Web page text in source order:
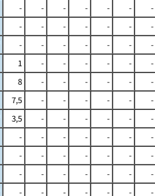
- - - - - - -
- - - - - - -
- - - - - - -
1 - - - - - -
8 - - - - - -
7,5 - - - - - -
3,5 - - - - - -
- - - - - - -
- - - - - - -
- - - - - - -
- - - - - - -